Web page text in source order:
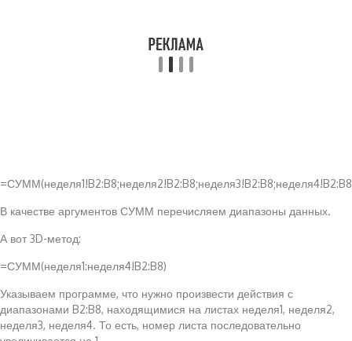
В качестве аргументов СУММ перечисляем диапазоны данных.
А вот 3D-метод:
=СУММ(неделя1:неделя4!B2:B8)
Указываем программе, что нужно произвести действия с
диапазонами B2:B8, находящимися на листах неделя1, неделя2,
неделя3, неделя4. То есть, номер листа последовательно